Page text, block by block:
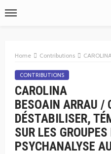
Home Contributions CAROLINA BESOAIN ARRAU /
CONTRIBUTIONS
CAROLINA
BESOAIN ARRAU /
DÉSTABILISER,
SUR LES GROUPES
PSYCHANALYSE